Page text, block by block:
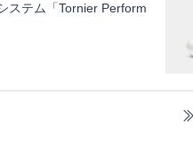
ステム「Tornier Perform